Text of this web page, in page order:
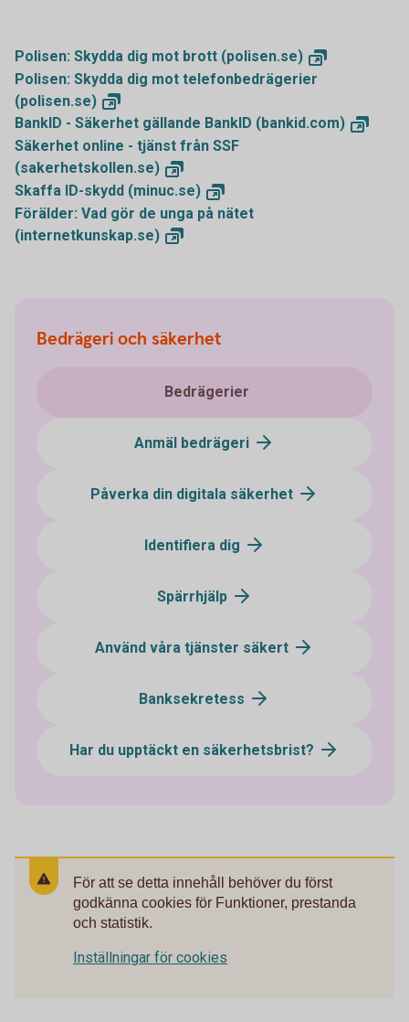
Polisen: Skydda dig mot brott (polisen.se)
Polisen: Skydda dig mot telefonbedrägerier
(polisen.se)
BankID - Säkerhet gällande BankID (bankid.com)
Säkerhet online - tjänst från SSF
(sakerhetskollen.se)
Skaffa ID-skydd (minuc.se)
Förälder: Vad gör de unga på nätet
(internetkunskap.se)
Bedrägeri och säkerhet
Bedrägerier
Anmäl bedrägeri
Påverka din digitala säkerhet
Identifiera dig
Spärrhjälp
Använd våra tjänster säkert
Banksekretess
Har du upptäckt en säkerhetsbrist?
För att se detta innehåll behöver du först
godkänna cookies för Funktioner, prestanda
och statistik.
Inställningar för cookies